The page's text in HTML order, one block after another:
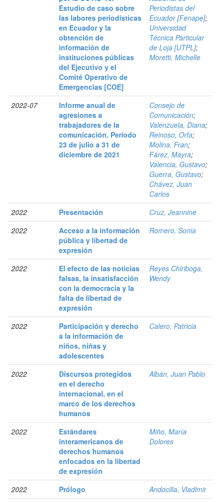
Estudio de caso sobre
las labores periodísticas
en Ecuador y la
obtención de
información de
instituciones públicas
del Ejecutivo y el
Comité Operativo de
Emergencias [COE]
Periodistas del
Ecuador [Fenape];
Universidad
Técnica Particular
de Loja [UTPL];
Moretti, Michelle
2022-07
Informe anual de
agresiones a
trabajadores de la
comunicación. Período
23 de julio a 31 de
diciembre de 2021
Consejo de
Comunicación;
Valenzuela, Diana;
Reinoso, Orfa;
Molina, Fran;
Fárez, Mayra;
Valencia, Gustavo;
Guerra, Gustavo;
Chávez, Juan
Carlos
2022
Presentación
Cruz, Jeannine
2022
Acceso a la información
pública y libertad de
expresión
Romero, Sonia
2022
El efecto de las noticias
falsas, la insatisfacción
con la democracia y la
falta de libertad de
expresión
Reyes Chiriboga,
Wendy
2022
Participación y derecho
a la información de
niños, niñas y
adolescentes
Calero, Patricia
2022
Discursos protegidos
en el derecho
internacional, en el
marco de los derechos
humanos
Albán, Juan Pablo
2022
Estándares
interamericanos de
derechos humanos
enfocados en la libertad
de expresión
Miño, María
Dolores
2022 Prólogo
Andocilla, Vladimir